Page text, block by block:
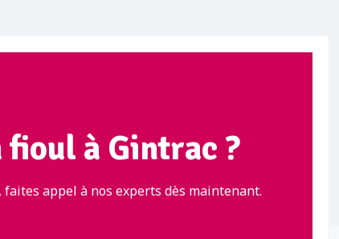
fioul à Gintrac ?
appel à nos experts dès maintenant.